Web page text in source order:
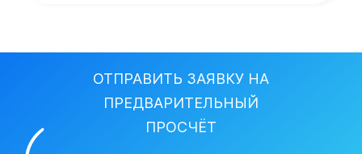
ОТПРАВИТЬ ЗАЯВКУ НА
ПРЕДВАРИТЕЛЬНЫЙ
ПРОСЧЁТ